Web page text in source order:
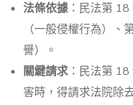
法條依據 ：民法第
（一般侵權行為）
譽）。
關鍵請求 ：民法第
害時，得請求法院除